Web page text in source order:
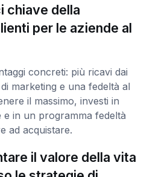
chiave della
per le aziende al
concreti: più ricavi dai
marketing e una fedeltà al
il massimo, investi in
in un programma fedeltà
ad acquistare.
il valore della vita